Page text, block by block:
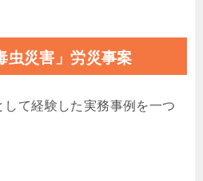
虫災害」労災事案
て経験した実務事例を一つ